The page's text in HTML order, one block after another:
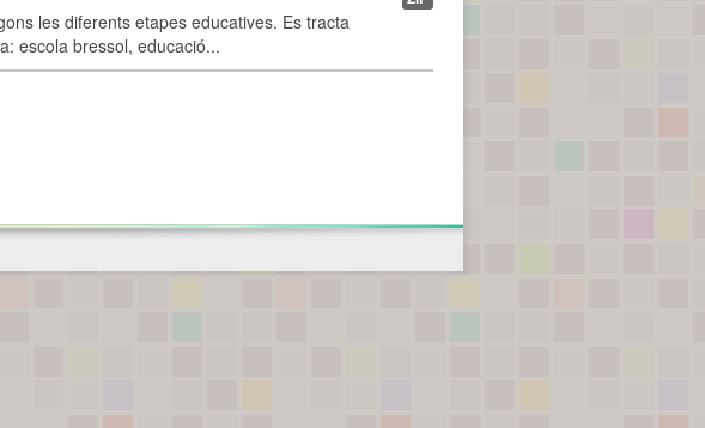
les diferents etapes educatives. Es tracta
escola bressol, educació...